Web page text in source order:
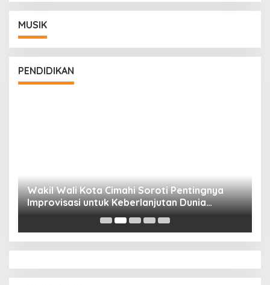
MUSIK
PENDIDIKAN
Wakil Wali Kota Cimahi Soroti Pentingnya
Improvisasi untuk Keberlanjutan Dunia
Pendidikan